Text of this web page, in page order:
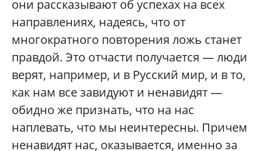
они рассказывают об успехах на всех
направлениях, надеясь, что от
многократного повторения ложь станет
правдой. Это отчасти получается — люди
верят, например, и в Русский мир, и в то,
как нам все завидуют и ненавидят —
обидно же признать, что на нас
наплевать, что мы неинтересны. Причем
ненавидят нас, оказывается, именно за